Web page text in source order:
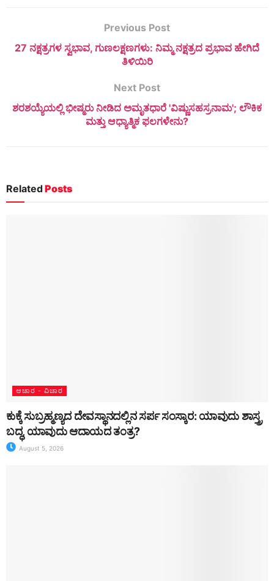
Previous Post
27 ನಕ್ಷತ್ರಗಳ ಸ್ವಭಾವ, ಗುಣಲಕ್ಷಣಗಳು: ನಿಮ್ಮ ನಕ್ಷತ್ರದ ಪ್ರಭಾವ ಹೇಗಿದೆ
ತಿಳಿಯಿರಿ
Next Post
ಶರಶಯ್ಯೆಯಲ್ಲಿ ಭೀಷ್ಮರು ನೀಡಿದ ಅಮೃತಧಾರೆ 'ವಿಷ್ಣುಸಹಸ್ರನಾಮ'; ಲೌಕಿಕ
ಮತ್ತು ಆಧ್ಯಾತ್ಮಿಕ ಫಲಗಳೇನು?
RelatedPosts
ಆಚಾರ - ವಿಚಾರ
ಕುಕ್ಕೆ ಸುಬ್ರಹ್ಮಣ್ಯದ ದೇವಸ್ಥಾನದಲ್ಲಿನ ಸರ್ಪ ಸಂಸ್ಕಾರ: ಯಾವುದು ಶಾಸ್ತ್ರ
ಬದ್ಧ, ಯಾವುದು ಆದಾಯದ ತಂತ್ರ?
August 5, 2026